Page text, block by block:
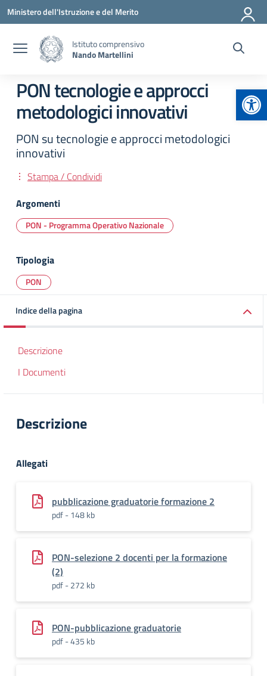
Vai ai contenuti
Vai al menu di navigazione
Vai al footer
Ministero dell'Istruzione e del Merito
Istituto comprensivo
Nando Martellini
PON tecnologie e approcci
metodologici innovativi
PON su tecnologie e approcci metodologici
innovativi
Stampa / Condividi
Argomenti
PON - Programma Operativo Nazionale
Tipologia
PON
Indice della pagina
Descrizione
I Documenti
Descrizione
Allegati
pubblicazione graduatorie formazione 2
pdf - 148 kb
PON-selezione 2 docenti per la formazione
(2)
pdf - 272 kb
PON-pubblicazione graduatorie
pdf - 435 kb